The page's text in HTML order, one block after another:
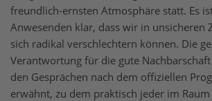
freundlich-ernsten Atmosphäre statt. Es
Anwesenden klar, dass wir in unsicheren
sich radikal verschlechtern können. Die
Verantwortung für die gute
den Gesprächen nach dem offiziellen
erwähnt, zu dem praktisch jeder im Raum